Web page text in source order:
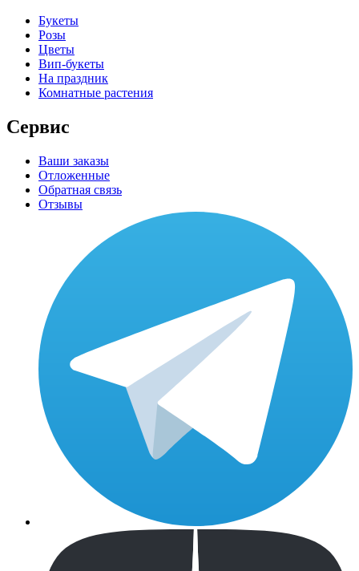
Букеты
Розы
Цветы
Вип-букеты
На праздник
Комнатные растения
Сервис
Ваши заказы
Отложенные
Обратная связь
Отзывы